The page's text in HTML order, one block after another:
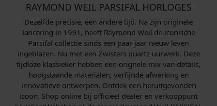
i
j
k
e
p
r
i
j
s
s
i
s
:
€
1
.
5
i
j
k
e
p
r
i
j
s
RAYMOND WEIL PARSIFAL HORLOGES
Dezelfde precisie, een andere tijd. Na zijn originele
lancering in 1991, heeft Raymond Weil de iconische
Parsifal collectie sinds een paar jaar nieuw leven
ingeblazen. Nu met een Zwisters quartz uurwerk. Deze
tijdloze klassieker hebben een orignele mix van details,
hoogstaande materialen, verfijnde afwerking en
innovatieve ontwerpen. Ontdek een heruitgevonden
icoon. Shop online bij officieel dealer en verkooppunt